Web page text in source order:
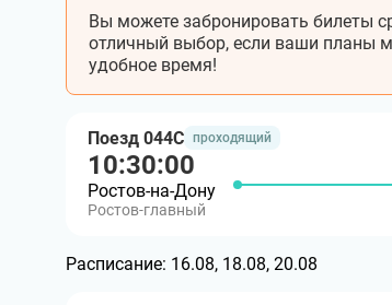
Вы можете забронировать билеты
отличный выбор, если ваши планы
удобное время!
Поезд 044С проходящий
10:30:00
Ростов-на-Дону
Ростов-главный
Расписание: 16.08, 18.08, 20.08